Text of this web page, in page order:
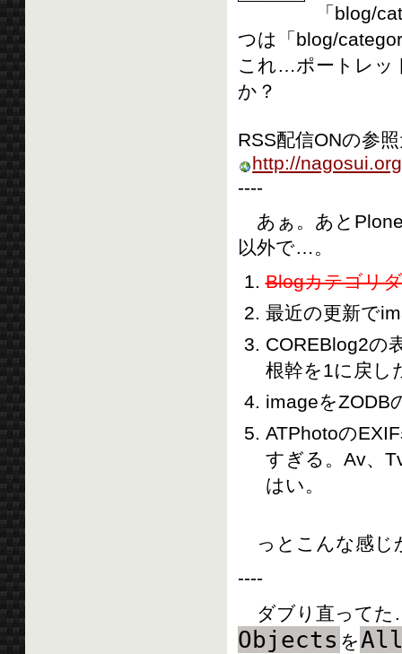
「blog/
つは「blog/
これ…ポートレッ
か？
RSS配信ONの参
http://
----
あぁ。あと
以外で…。
Blogカテゴリ
最近の更新で
COREBlog2の
根幹を1に戻し
imageをZODB
ATPhotoの
すぎる。Av、
はい。
っとこんな感じ
----
ダブり直ってた
Objects を All